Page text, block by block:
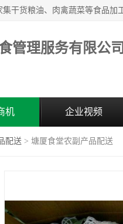
管理服务有限公司
机 企业视频
配送 > 塘厦食堂农副产品配送